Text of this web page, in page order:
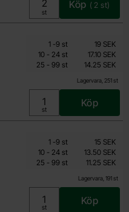
Enhet:
st
Köp ( 2 st)
Lagervara, 251 st
Från
11.40 SEK
Inklusive 25% moms
Enhet:
st
Köp
Mängdrabatt
Pris /st
1 -till
9 st
19 SEK
10 - till
24 st
17.10 SEK
25 - till
99 st 14.25 SEK
Lagervara, 191 st
Från
9 SEK
Inklusive 25% moms
Enhet:
st
Köp
Mängdrabatt
Pris /st
1 -till
9 st
15 SEK
10 - till
24 st
13.50 SEK
25 - till
99 st 11.25 SEK